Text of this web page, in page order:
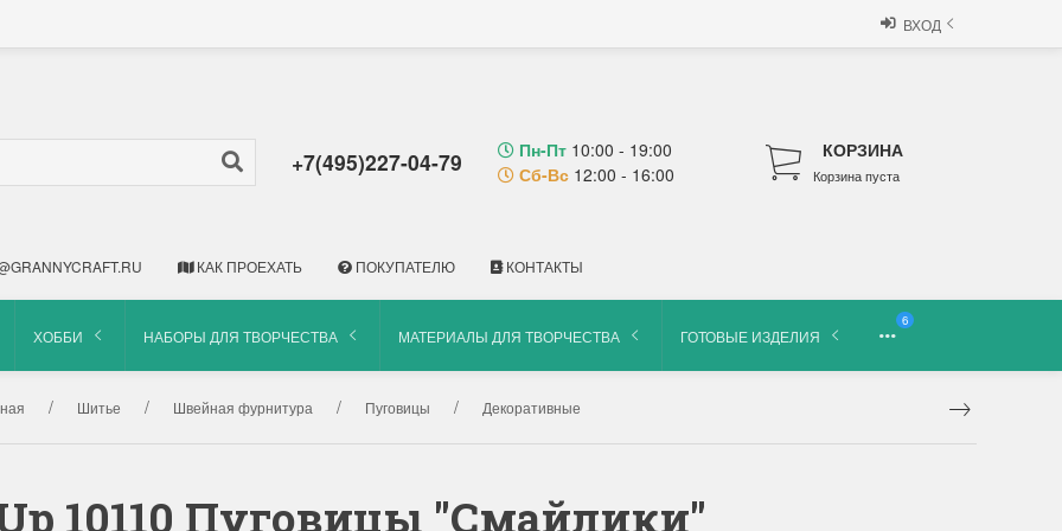
ВХОД
+7(495)227-04-79 Пн-Пт 10:00 - 19:00
Сб-Вс 12:00 - 16:00
КОРЗИНА
Корзина пуста
КАК ПРОЕХАТЬ ПОКУПАТЕЛЮ КОНТАКТЫ
ХОББИ НАБОРЫ ДЛЯ ТВОРЧЕСТВА МАТЕРИАЛЫ ДЛЯ ТВОРЧЕСТВА ГОТОВЫЕ ИЗДЕЛИЯ
6
Шитье Швейная фурнитура Пуговицы Декоративные
10110 Пуговицы "Смайлики"